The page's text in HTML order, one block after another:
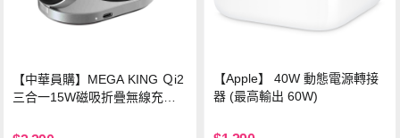
【中華員購】MEGA KING Ｑi2
三合一15W磁吸折疊無線充電
【Apple】 40W 動態電源轉接
器 (最高輸出 60W)